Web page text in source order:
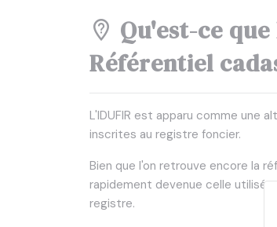
Qu'est-ce
Référentiel
L'IDUFIR est apparu comme une
inscrites au registre foncier.
Bien que l'on retrouve encore la
rapidement devenue celle
registre.